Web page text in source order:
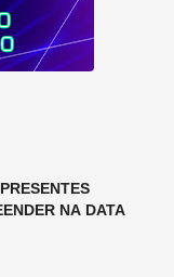
NA DATA